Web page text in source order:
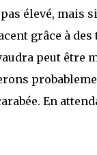
élevé, mais
grâce à
peut être
En